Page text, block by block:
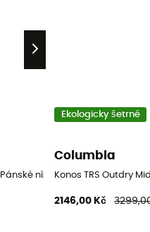
nízké turistické boty
Ekologicky šetrné
Columbia
Konos TRS Outdry
2146,00 Kč